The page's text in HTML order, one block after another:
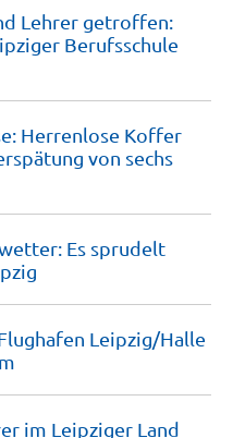
Lehrer getroffen:
Berufsschule
Herrenlose Koffer
von sechs
Es sprudelt
Leipzig/Halle
im Leipziger Land